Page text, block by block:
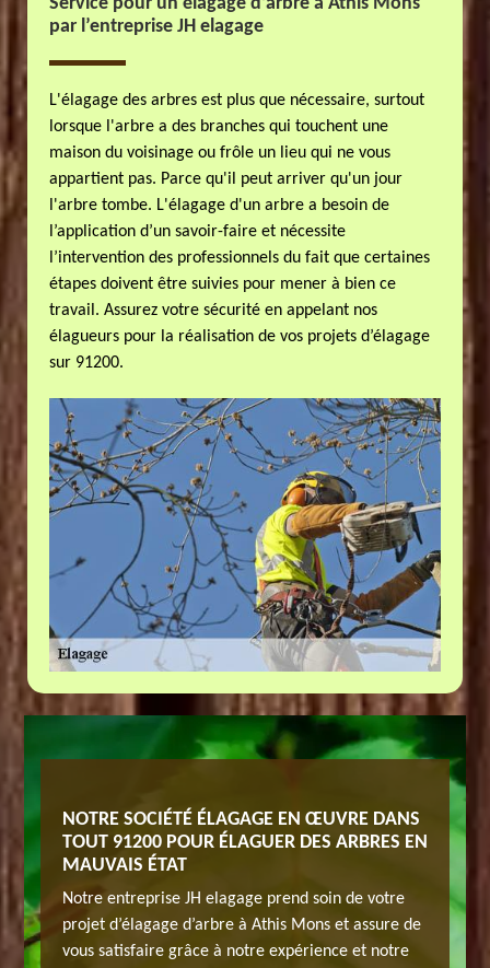
par l’entreprise JH elagage
L'élagage des arbres est plus que nécessaire, surtout
lorsque l'arbre a des branches qui touchent une
maison du voisinage ou frôle un lieu qui ne vous
appartient pas. Parce qu'il peut arriver qu'un jour
l'arbre tombe. L'élagage d'un arbre a besoin de
l’application d’un savoir-faire et nécessite
l’intervention des professionnels du fait que certaines
étapes doivent être suivies pour mener à bien ce
travail. Assurez votre sécurité en appelant nos
élagueurs pour la réalisation de vos projets d’élagage
sur 91200.
plus,
ces
NOTRE SOCIÉTÉ ÉLAGAGE EN ŒUVRE DANS
TOUT 91200 POUR ÉLAGUER DES ARBRES EN
MAUVAIS ÉTAT
Notre entreprise JH elagage prend soin de votre
projet d’élagage d’arbre à Athis Mons et assure de
vous satisfaire grâce à notre expérience et notre
À